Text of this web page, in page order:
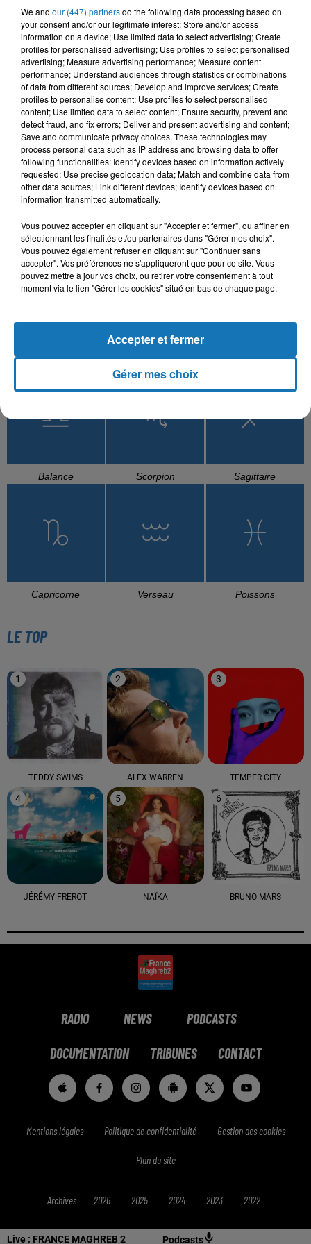
Live : FRANCE MAGHREB 2 Podcasts
FAIROUZ
Al Quds Jerusalem
MOUH MILANO
L7or
VEN1
Nouveau Monde
L'HOROSCOPE
Bélier Taureau Gémeaux
Cancer Lion Vierge
Balance Scorpion Sagittaire
Capricorne Verseau Poissons
LE TOP
1
TEDDY SWIMS
2
ALEX WARREN
3
TEMPER CITY
4
JÉRÉMY FREROT
5
NAÏKA
6
BRUNO MARS
RADIO NEWS PODCASTS
DOCUMENTATION TRIBUNES CONTACT
Mentions légales Politique de confidentialité Gestion des cookies
Plan du site
Archives 2026 2025 2024 2023 2022
We and our (447) partnersdo the following data processing based on
your consent and/or our legitimate interest: Store and/or access
information on a device; Use limited data to select advertising; Create
profiles for personalised advertising; Use profiles to select personalised
advertising; Measure advertising performance; Measure content
performance; Understand audiences through statistics or combinations
of data from different sources; Develop and improve services; Create
profiles to personalise content; Use profiles to select personalised
content; Use limited data to select content; Ensure security, prevent and
detect fraud, and fix errors; Deliver and present advertising and content;
Save and communicate privacy choices. These technologies may
process personal data such as IP address and browsing data to offer
following functionalities: Identify devices based on information actively
requested; Use precise geolocation data; Match and combine data from
other data sources; Link different devices; Identify devices based on
information transmitted automatically.
Vous pouvez accepter en cliquant sur "Accepter et fermer", ou affiner en
sélectionnant les finalités et/ou partenaires dans "Gérer mes choix".
Vous pouvez également refuser en cliquant sur "Continuer sans
accepter". Vos préférences ne s'appliqueront que pour ce site. Vous
pouvez mettre à jour vos choix, ou retirer votre consentement à tout
moment via le lien "Gérer les cookies" situé en bas de chaque page.
Gérer mes choix
Accepter et fermer